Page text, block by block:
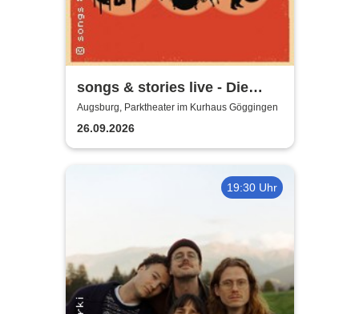
songs & stories live - Die
größten Hits und ihre
Geschichte
Augsburg, Parktheater im Kurhaus Göggingen
26.09.2026
19:30 Uhr